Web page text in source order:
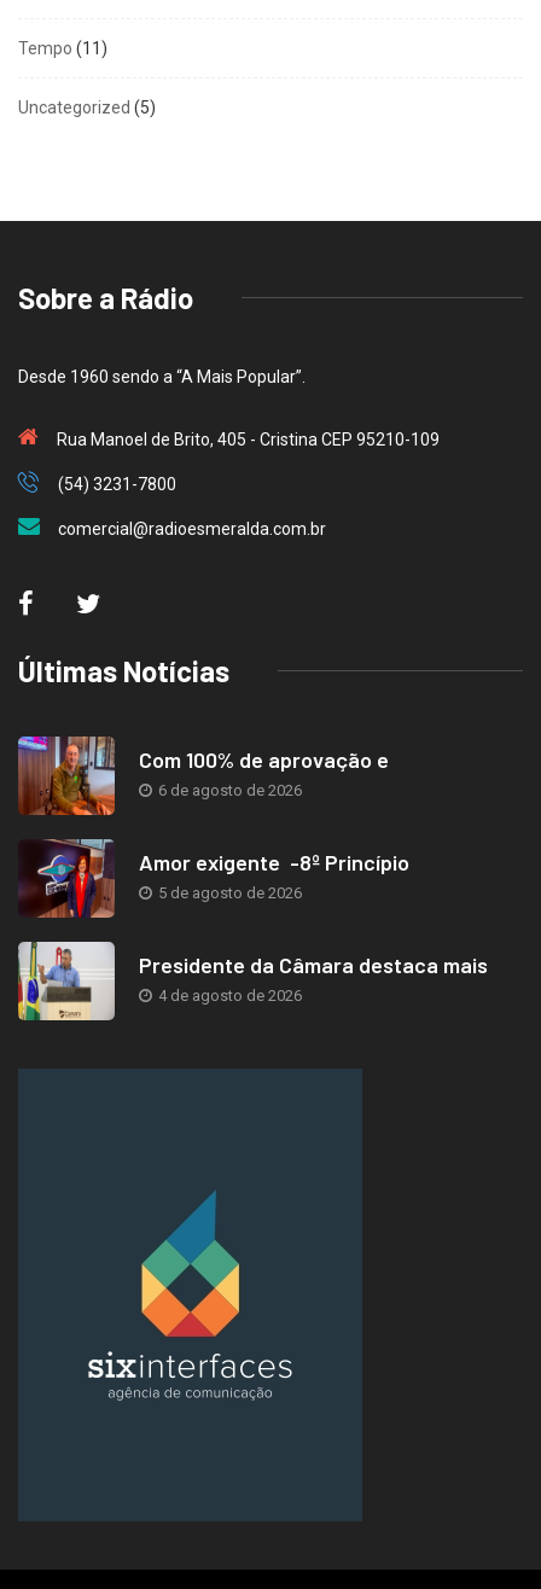
Tempo (11)
Uncategorized (5)
Sobre a Rádio
Desde 1960 sendo a “A Mais Popular”.
Rua Manoel de Brito, 405 - Cristina CEP 95210-109
(54) 3231-7800
comercial@radioesmeralda.com.br
Últimas Notícias
Com 100% de aprovação e
6 de agosto de 2026
Amor exigente -8º Princípio
5 de agosto de 2026
Presidente da Câmara destaca mais
4 de agosto de 2026